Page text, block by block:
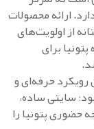
ارائه محصولات
از اولویت‌های
برای
حرفه‌ای و
سایتی ساده،
حضوری پتونیا را